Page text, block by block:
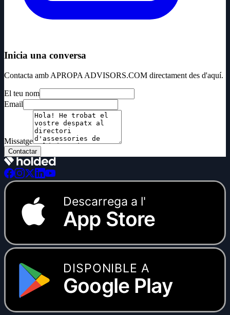
Inicia una conversa
Contacta amb APROPA ADVISORS.COM directament des d'aquí.
El teu nom
Email
Missatge
Contactar
Descarrega a l'
App Store
DISPONIBLE A
Google Play